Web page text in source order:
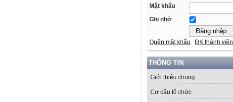
Mật khẩu
Ghi nhớ
Quên mật khẩu ĐK thành viên
THÔNG TIN
Giới thiệu chung
Cơ cấu tổ chức